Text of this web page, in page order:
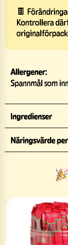
🍫
Kontrollera
Allergener:
Spannmål som
Ingredienser
Näringsvärde